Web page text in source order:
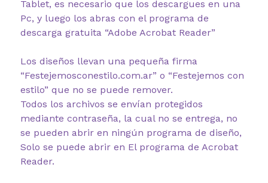
Tablet, es necesario que los descargues en una
Pc, y luego los abras con el programa de
descarga gratuita “Adobe Acrobat Reader”
Los diseños llevan una pequeña firma
“Festejemosconestilo.com.ar” o “Festejemos con
estilo” que no se puede remover.
Todos los archivos se envían protegidos
mediante contraseña, la cual no se entrega, no
se pueden abrir en ningún programa de diseño,
Solo se puede abrir en El programa de Acrobat
Reader.